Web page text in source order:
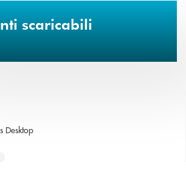
scaricabili
Desktopapre una nuova finestra